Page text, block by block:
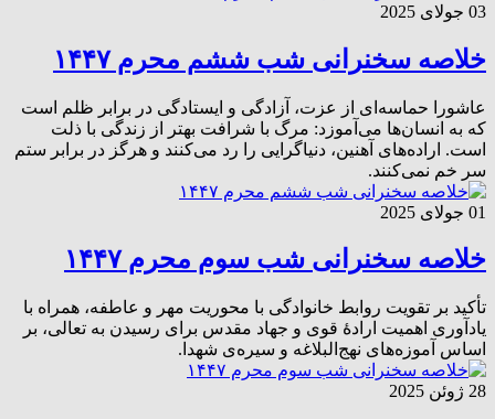
03 جولای 2025
خلاصه سخنرانی شب ششم محرم ۱۴۴۷
عاشورا حماسه‌ای از عزت، آزادگی و ایستادگی در برابر ظلم است
که به انسان‌ها می‌آموزد: مرگ با شرافت بهتر از زندگی با ذلت
است. اراده‌های آهنین، دنیاگرایی را رد می‌کنند و هرگز در برابر ستم
سر خم نمی‌کنند.
01 جولای 2025
خلاصه سخنرانی شب سوم محرم ۱۴۴۷
تأکید بر تقویت روابط خانوادگی با محوریت مهر و عاطفه، همراه با
یادآوری اهمیت ارادهٔ قوی و جهاد مقدس برای رسیدن به تعالی، بر
اساس آموزه‌های نهج‌البلاغه و سیره‌ی شهدا.
28 ژوئن 2025